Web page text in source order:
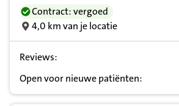
Contract: vergoed
4,0 km van je locatie
Reviews:
Open voor nieuwe patiënten: